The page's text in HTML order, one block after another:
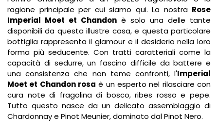
ragione principale per cui siamo qui. La nostra Rose
Imperial Moet et Chandon è solo una delle tante
disponibili da questa illustre casa, e questa particolare
bottiglia rappresenta il glamour e il desiderio nella loro
forma più seducente. Con tratti caratteriali come la
capacità di sedurre, un fascino difficile da battere e
una consistenza che non teme confronti, l'Imperial
Moet et Chandon rosa è un esperto nel rilasciare con
cura note di fragolina di bosco, ribes rosso e pepe.
Tutto questo nasce da un delicato assemblaggio di
Chardonnay e Pinot Meunier, dominato dal Pinot Nero.